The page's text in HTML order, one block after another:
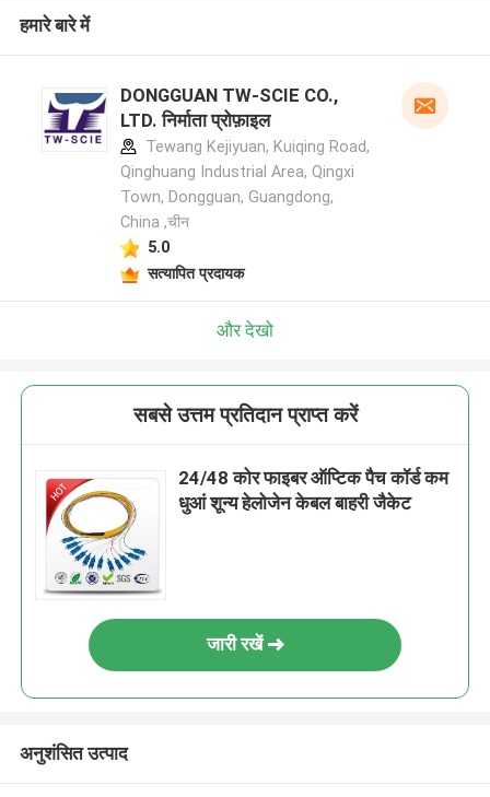
हमारे बारे में
DONGGUAN TW-SCIE CO.,
LTD. निर्माता प्रोफ़ाइल
Tewang Kejiyuan, Kuiqing Road,
Qinghuang Industrial Area, Qingxi
Town, Dongguan, Guangdong,
China ,चीन
5.0
सत्यापित प्रदायक
और देखो
सबसे उत्तम प्रतिदान प्राप्त करें
24/48 कोर फाइबर ऑप्टिक पैच कॉर्ड कम
धुआं शून्य हेलोजेन केबल बाहरी जैकेट
जारी रखें
अनुशंसित उत्पाद